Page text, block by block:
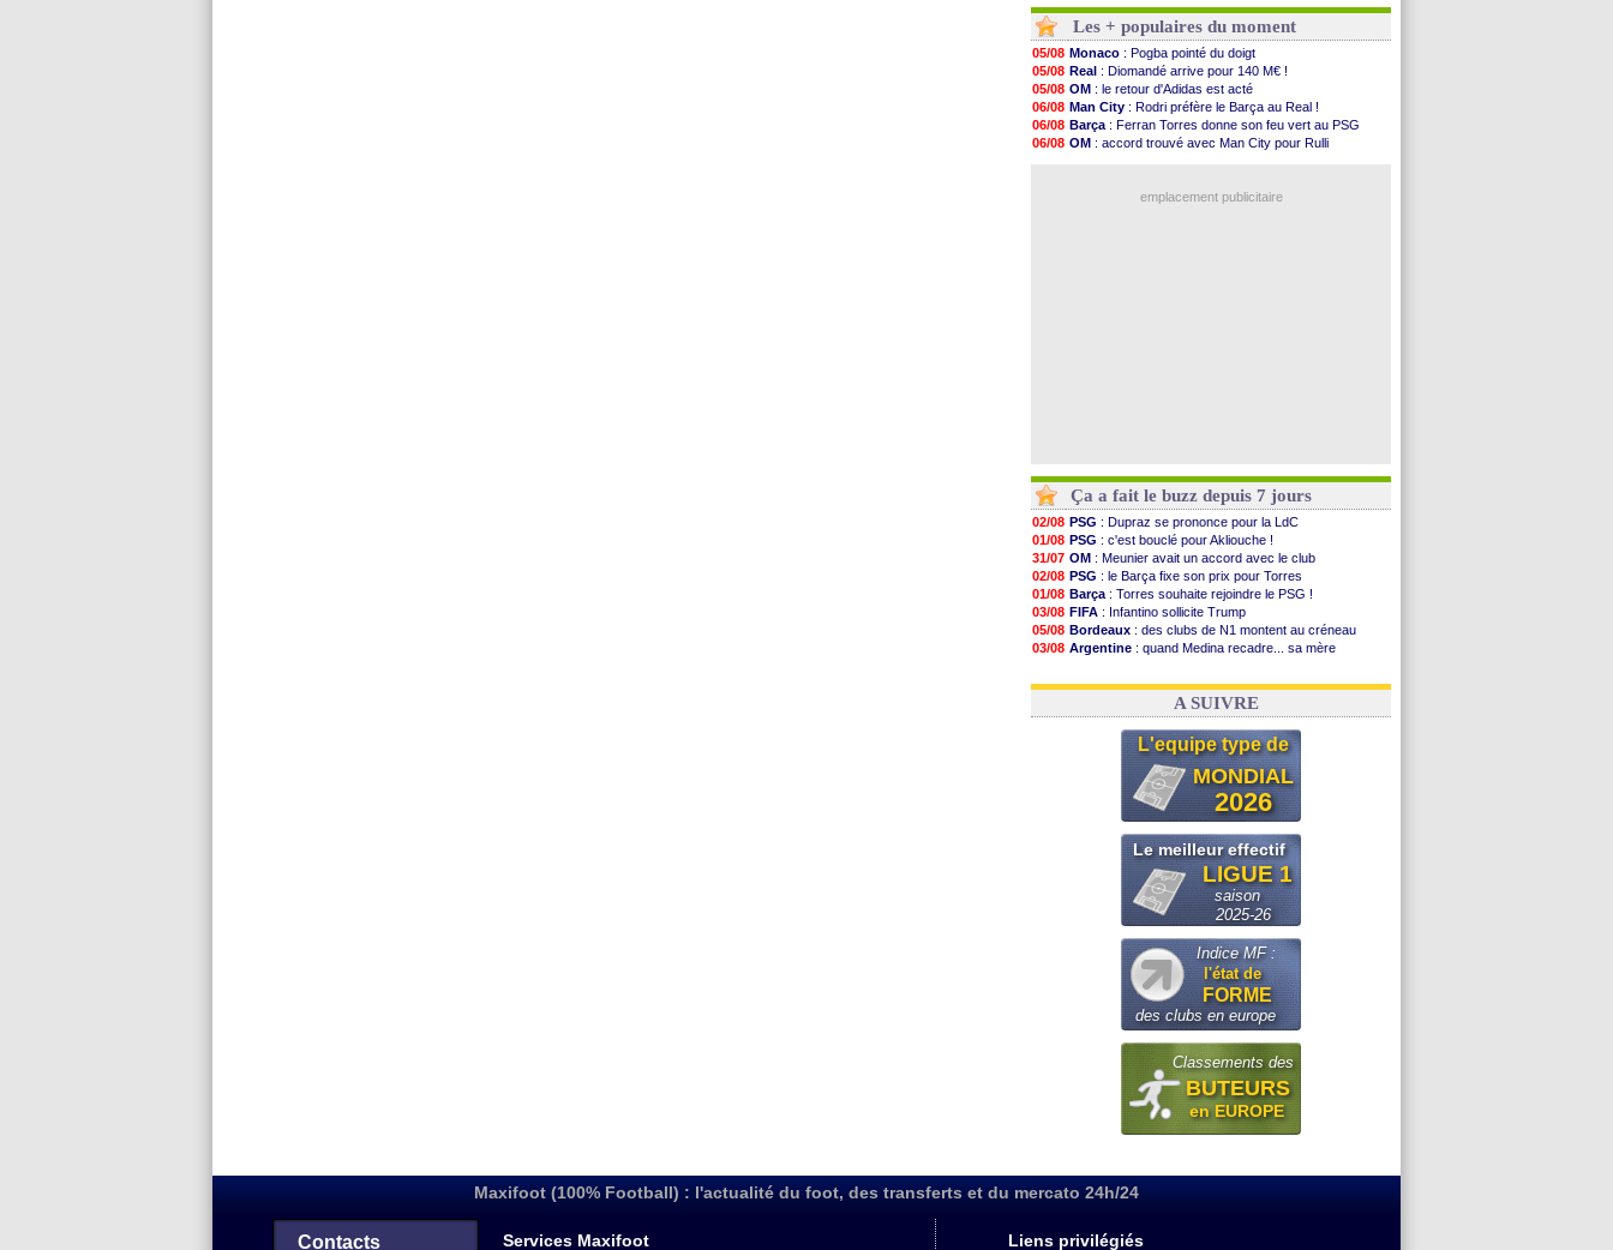
09h24 Barça: première offre à 45 M€ pour Rodri ?
09h06
Argentine: le soutien très appuyé à Infantino
08h44 Tottenham: Van de Ven va prolonger
08h22
Barça: l'agent de Rodri confirme !
06/08 FIFA : la CAF soutient Infantino
06/08 CdM 2030: Rubiales charge Infantino et ...
06/08 Rennes: Embolo a des pistes alléchantes
06/08 Côte d'Ivoire: Renard affiche ses ambitions
06/08 Rennes: Haise confirme pour Aït Boudlal
: Monaco s'impose contre Getafe
Les + populaires du moment
05/08 Monaco : Pogba pointé du doigt
05/08 Real : Diomandé arrive pour 140 M€ !
05/08 OM : le retour d'Adidas est acté
06/08 Man City : Rodri préfère le Barça au Real !
06/08 Barça : Ferran Torres donne son feu vert au PSG
06/08 OM : accord trouvé avec Man City pour Rulli
emplacement publicitaire
Ça a fait le buzz depuis 7 jours
02/08 PSG : Dupraz se prononce pour la LdC
01/08 PSG : c'est bouclé pour Akliouche !
31/07 OM : Meunier avait un accord avec le club
02/08 PSG : le Barça fixe son prix pour Torres
01/08 Barça : Torres souhaite rejoindre le PSG !
03/08 FIFA : Infantino sollicite Trump
05/08 Bordeaux : des clubs de N1 montent au créneau
03/08 Argentine : quand Medina recadre... sa mère
03/08 OM: Paixão attire un 2e club anglais
A SUIVRE
L'equipe type de
MONDIAL
2026
Le meilleur effectif
LIGUE 1
saison
2025-26
Indice MF :
l'état de
FORME
des clubs en europe
Classements des
BUTEURS
en EUROPE
Maxifoot (100% Football) : l'actualité du foot, des transferts et du mercato 24h/24
Contacts Services Maxifoot Liens privilégiés